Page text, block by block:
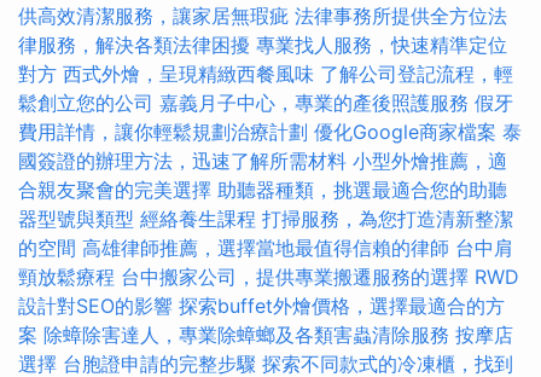
供高效清潔服務，讓家居無瑕疵 法律事務所提供全方位法
律服務，解決各類法律困擾 專業找人服務，快速精準定位
對方 西式外燴，呈現精緻西餐風味 了解公司登記流程，輕
鬆創立您的公司 嘉義月子中心，專業的產後照護服務 假牙
費用詳情，讓你輕鬆規劃治療計劃 優化Google商家檔案 泰
國簽證的辦理方法，迅速了解所需材料 小型外燴推薦，適
合親友聚會的完美選擇 助聽器種類，挑選最適合您的助聽
器型號與類型 經絡養生課程 打掃服務，為您打造清新整潔
的空間 高雄律師推薦，選擇當地最值得信賴的律師 台中肩
頸放鬆療程 台中搬家公司，提供專業搬遷服務的選擇 RWD
設計對SEO的影響 探索buffet外燴價格，選擇最適合的方
案 除蟑除害達人，專業除蟑螂及各類害蟲清除服務 按摩店
選擇 台胞證申請的完整步驟 探索不同款式的冷凍櫃，找到